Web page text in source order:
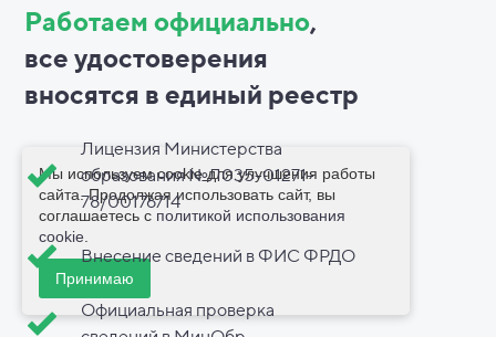
Работаем официально,
все удостоверения
вносятся в единый реестр
Лицензия Министерства
образования №Л035-01271-
78/00176714
Внесение сведений в ФИС ФРДО
Официальная проверка
Мы используем cookie для улучшения работы
сайта. Продолжая использовать сайт, вы
соглашаетесь с политикой использования
cookie
Принимаю